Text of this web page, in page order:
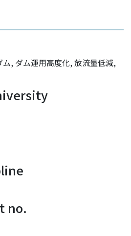
ム, ダム運用高度化,放流量低減,
no.